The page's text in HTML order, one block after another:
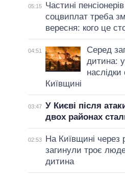
05:15
Частині
соцвиплат треба
вересня: кого це
04:51
Серед
дитина:
наслідки
Київщині
03:47 У Києві після
двох районах
02:53
На Київщині через
загинули троє
дитина